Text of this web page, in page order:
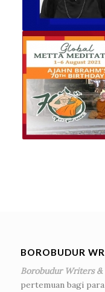
BOROBUDUR
Borobudur Writers
pertemuan bagi